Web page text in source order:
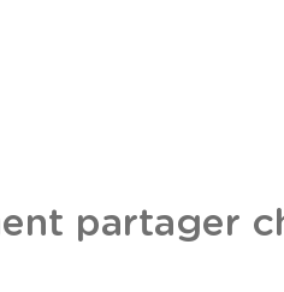
partager